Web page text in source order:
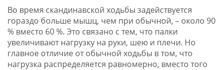
Во время скандинавской ходьбы задействуется
гораздо больше мышц, чем при обычной, – около 90
% вместо 60 %. Это связано с тем, что палки
увеличивают нагрузку на руки, шею и плечи. Но
главное отличие от обычной ходьбы в том, что
нагрузка распределяется равномерно, вместо того